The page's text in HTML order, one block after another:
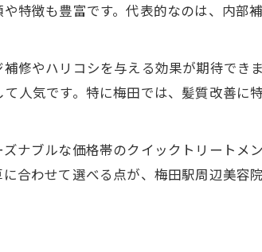
リートメントの持続期間とケア方法
髪を保つためのヘアケア習慣
トリートメントの定期的な活用法
のアフターケアとホームケアの違い
容院トリートメントの見極め方
自分に合うトリートメントを選ぶ方法
特徴も豊富です。代表的なのは、内部
修やハリコシを与える効果が期待でき
人気です。特に梅田では、髪質改善に
ナブルな価格帯のクイックトリートメ
合わせて選べる点が、梅田駅周辺美容